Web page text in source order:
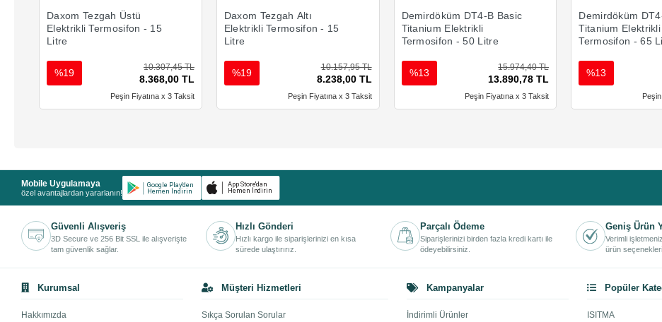
Daxom Tezgah Üstü
Elektrikli Termosifon - 15
Litre
10.307,45 TL
8.368,00 TL
%19
Peşin Fiyatına x 3 Taksit
Daxom Tezgah Altı
Elektrikli Termosifon - 15
Litre
10.157,95 TL
8.238,00 TL
%19
Peşin Fiyatına x 3 Taksit
Demirdöküm DT4-B Basic
Titanium Elektrikli
Termosifon - 50 Litre
15.974,40 TL
13.890,78 TL
%13
Peşin Fiyatına x 3 Taksit
Demirdöküm
Titanium Elektrikli
Termosifon - 65
%13
Mobile Uygulamaya
özel avantajlardan yararlanın!
Güvenli Alışveriş
3D Secure ve 256 Bit SSL ile alışverişte
tam güvenlik sağlar.
Hızlı Gönderi
Hızlı kargo ile siparişlerinizi en kısa
sürede ulaştırırız.
Parçalı Ödeme
Siparişlerinizi birden fazla kredi kartı ile
ödeyebilirsiniz.
Geniş Ürün
Verimli
ürün seçenekleri
Kurumsal
Hakkımızda
Müşteri Hizmetleri
Sıkça Sorulan Sorular
Kampanyalar
İndirimli Ürünler
Popüler
ISITMA